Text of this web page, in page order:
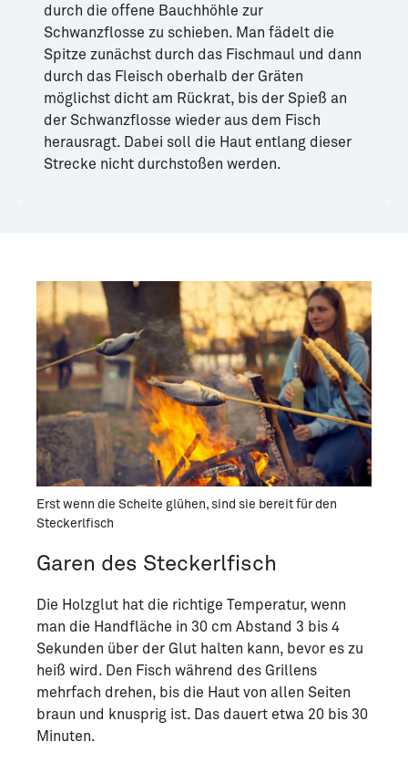
durch die offene Bauchhöhle zur
Schwanzflosse zu schieben. Man fädelt die
Spitze zunächst durch das Fischmaul und dann
durch das Fleisch oberhalb der Gräten
möglichst dicht am Rückrat, bis der Spieß an
der Schwanzflosse wieder aus dem Fisch
herausragt. Dabei soll die Haut entlang dieser
Strecke nicht durchstoßen werden.
Erst wenn die Scheite glühen, sind sie bereit für den
Steckerlfisch
Garen des Steckerlfisch
Die Holzglut hat die richtige Temperatur, wenn
man die Handfläche in 30 cm Abstand 3 bis 4
Sekunden über der Glut halten kann, bevor es zu
heiß wird. Den Fisch während des Grillens
mehrfach drehen, bis die Haut von allen Seiten
braun und knusprig ist. Das dauert etwa 20 bis 30
Minuten.